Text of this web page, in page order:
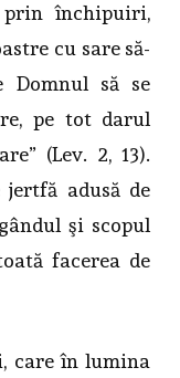
închipuiri,
cu sare să-
Domnul să se
pe tot darul
(Lev. 2, 13).
adusă de
şi scopul
facerea de
care în lumina